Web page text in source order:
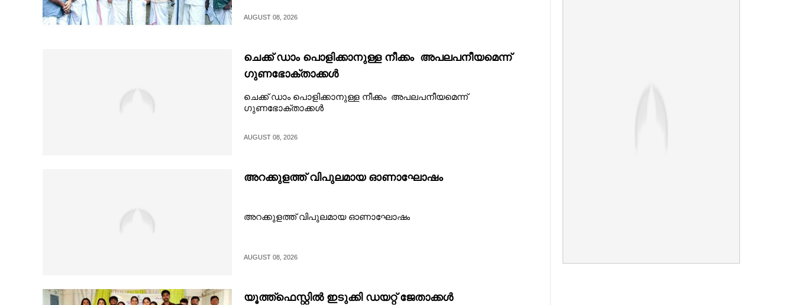
SPIRITUAL AUGUST 08, 2026
ചെക്ക് ഡാം പൊളിക്കാനുള്ള നീക്കം അപലപനീയമെന്ന്
ഗുണഭോക്താക്കൾ
ചെക്ക് ഡാം പൊളിക്കാനുള്ള നീക്കം അപലപനീയമെന്ന്
ഗുണഭോക്താക്കൾ
AUGUST 08, 2026
അറക്കുളത്ത് വിപുലമായ ഓണാഘോഷം
അറക്കുളത്ത് വിപുലമായ ഓണാഘോഷം
AUGUST 08, 2026
യൂത്ത്‌ഫെസ്റ്റിൽ ഇടുക്കി ഡയറ്റ് ജേതാക്കൾ